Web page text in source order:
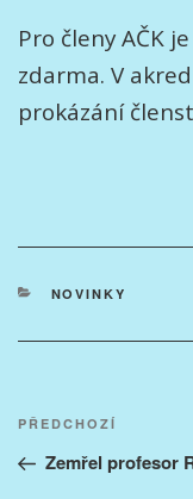
Pro členy AČK
zdarma. V
prokázání
RUBRIKY
NOVINKY
příspěvek
Předchozí
příspěvek
PŘEDCHOZÍ
Zemřel profesor